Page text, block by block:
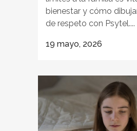
bienestar y cómo
de respeto con Psytel....
19 mayo, 2026